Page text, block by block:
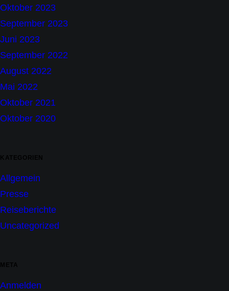
Oktober 2023
September 2023
Juni 2023
September 2022
August 2022
Mai 2022
Oktober 2021
Oktober 2020
KATEGORIEN
Allgemein
Presse
Reiseberichte
Uncategorized
META
Anmelden